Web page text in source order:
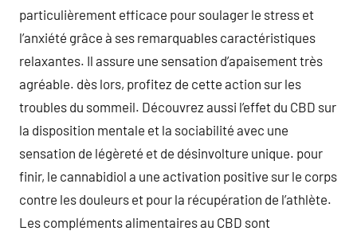
particulièrement efficace pour soulager le stress et
l’anxiété grâce à ses remarquables caractéristiques
relaxantes. Il assure une sensation d’apaisement très
agréable. dès lors, profitez de cette action sur les
troubles du sommeil. Découvrez aussi l’effet du CBD sur
la disposition mentale et la sociabilité avec une
sensation de légèreté et de désinvolture unique. pour
finir, le cannabidiol a une activation positive sur le corps
contre les douleurs et pour la récupération de l’athlète.
Les compléments alimentaires au CBD sont